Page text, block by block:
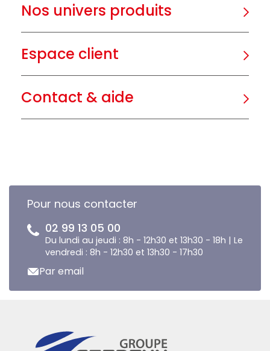
Nos univers produits
Espace client
Contact & aide
Pour nous contacter
02 99 13 05 00
Du lundi au jeudi : 8h - 12h30 et 13h30 - 18h | Le
vendredi : 8h - 12h30 et 13h30 - 17h30
Par email